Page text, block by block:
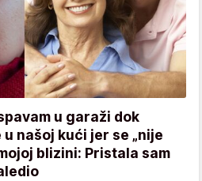
u garaži dok
našoj kući jer se „nije
blizini: Pristala sam